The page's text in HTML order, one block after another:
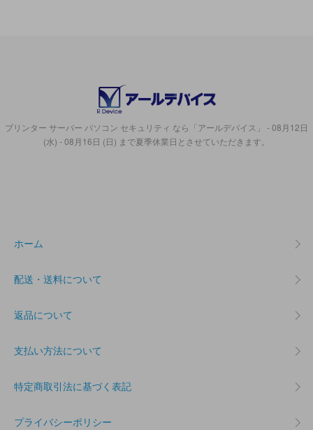
プリンター サーバー パソコン セキュリティ なら「アールデバイス」 - 08月12日
(水) - 08月16日 (日) まで夏季休業日とさせていただきます。
ホーム
配送・送料について
返品について
支払い方法について
特定商取引法に基づく表記
プライバシーポリシー